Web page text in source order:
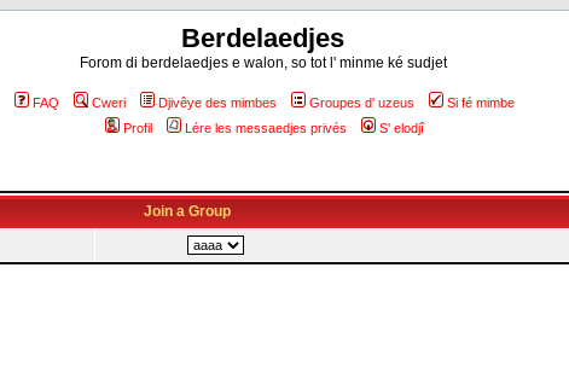
Berdelaedjes
Forom di berdelaedjes e walon, so tot l' minme ké sudjet
FAQ Cweri Djivêye des mimbes Groupes d' uzeus
Si fé mimbe
Profil
Lére les messaedjes privés S' elodjî
Join a Group